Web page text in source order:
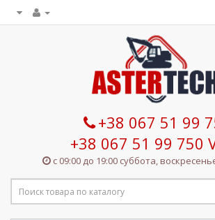
+38 067 51 99
+38 067 51 99 750
с 09:00 до 19:00 суббота,